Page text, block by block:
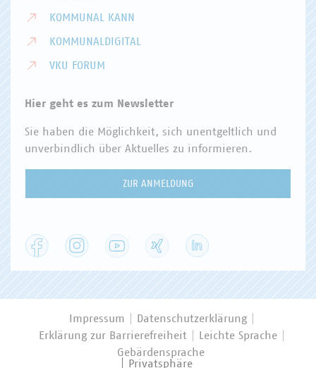
KOMMUNAL KANN
KOMMUNALDIGITAL
VKU FORUM
Hier geht es zum Newsletter
Sie haben die Möglichkeit, sich unentgeltlich und
unverbindlich über Aktuelles zu informieren.
ZUR ANMELDUNG
Facebook Instagram YouTube
Impressum
Datenschutzerklärung
Erklärung zur Barrierefreiheit
Leichte Sprache
Gebärdensprache
Privatsphäre